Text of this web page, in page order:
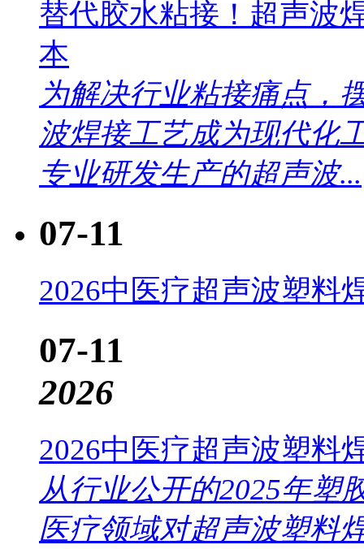
替代胶水粘接！超声波
本
为解决行业粘接痛点，
波焊接工艺成为现代化
专业研发生产的超声波...
07-11
2026中医疗超声波塑料
07-11
2026
2026中医疗超声波塑料
从行业公开的2025年塑
医疗领域对超声波塑料